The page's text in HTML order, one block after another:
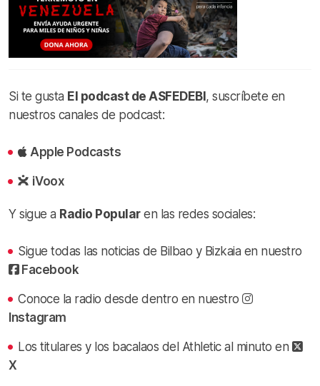
Si te gusta El podcast de ASFEDEBI, suscríbete en
nuestros canales de podcast:
Apple Podcasts
iVoox
Y sigue a Radio Popularen las redes sociales:
Sigue todas las noticias de Bilbao y Bizkaia en nuestro
Facebook
Conoce la radio desde dentro en nuestro
Instagram
Los titulares y los bacalaos del Athletic al minuto en
X